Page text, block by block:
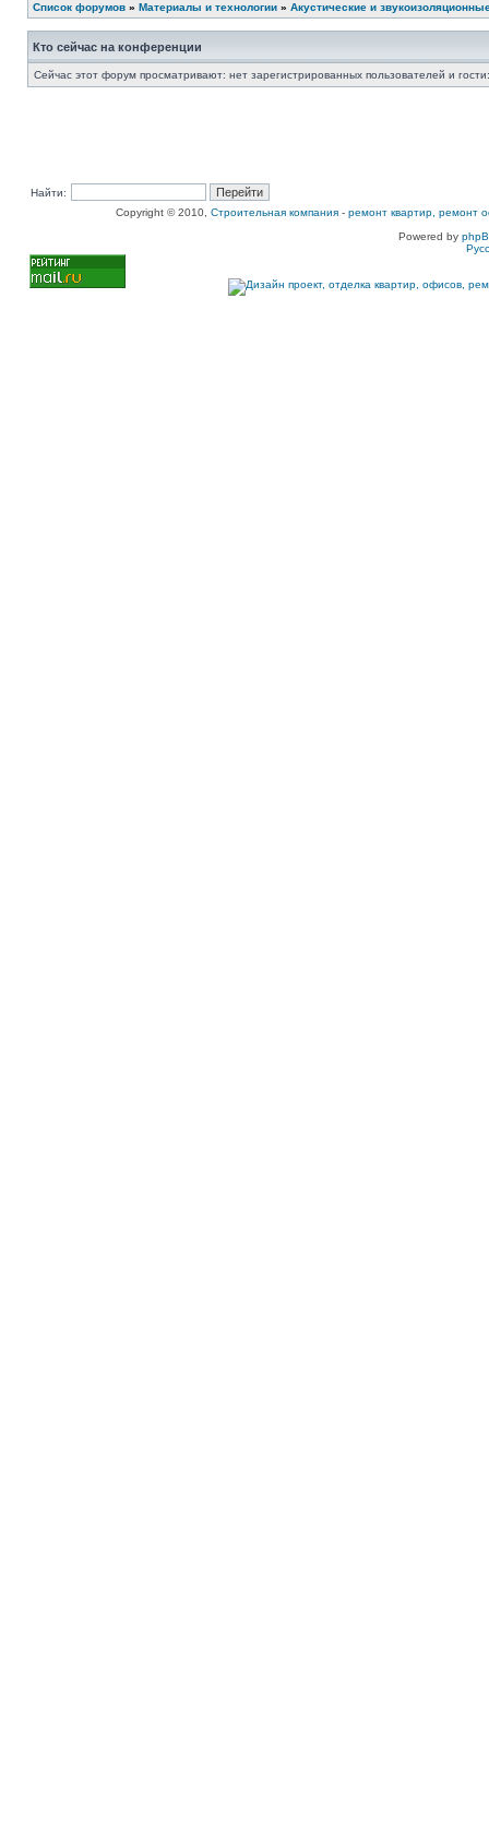
Список форумов » Материалы и технологии » Акустические и
Кто сейчас на конференции
Сейчас этот форум просматривают: нет зарегистрированных пользователей и
Найти:
Copyright © 2010, Строительная компания - ремонт квартир, ремонт
Powered by